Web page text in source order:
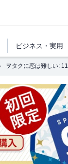
ビジネス ・実用
ヲタクに恋は難しい: 11